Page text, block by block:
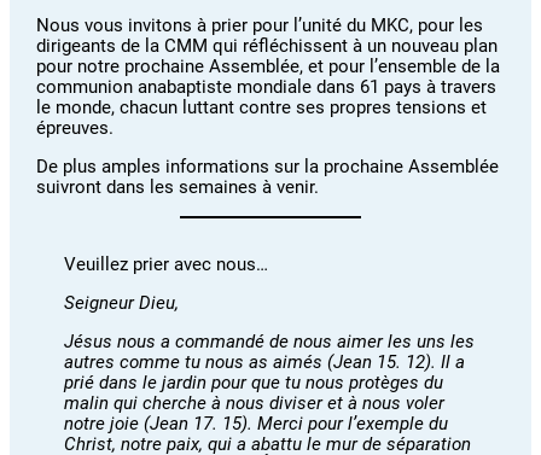
Nous vous invitons à prier pour l’unité du MKC, pour les
dirigeants de la CMM qui réfléchissent à un nouveau plan
pour notre prochaine Assemblée, et pour l’ensemble de la
communion anabaptiste mondiale dans 61 pays à travers
le monde, chacun luttant contre ses propres tensions et
épreuves.
De plus amples informations sur la prochaine Assemblée
suivront dans les semaines à venir.
Veuillez prier avec nous…
Seigneur Dieu,
Jésus nous a commandé de nous aimer les uns les
autres comme tu nous as aimés (Jean 15. 12). Il a
prié dans le jardin pour que tu nous protèges du
malin qui cherche à nous diviser et à nous voler
notre joie (Jean 17. 15). Merci pour l’exemple du
Christ, notre paix, qui a abattu le mur de séparation